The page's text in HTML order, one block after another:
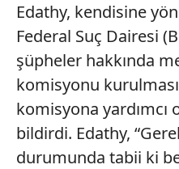
Edathy, kendisine
Federal Suç Dairesi
şüpheler hakkında
komisyonu
komisyona yardımcı
bildirdi. Edathy,
durumunda tabii ki